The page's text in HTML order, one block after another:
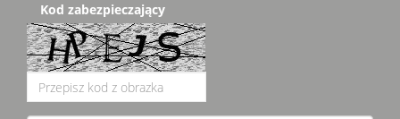
Kod zabezpieczający